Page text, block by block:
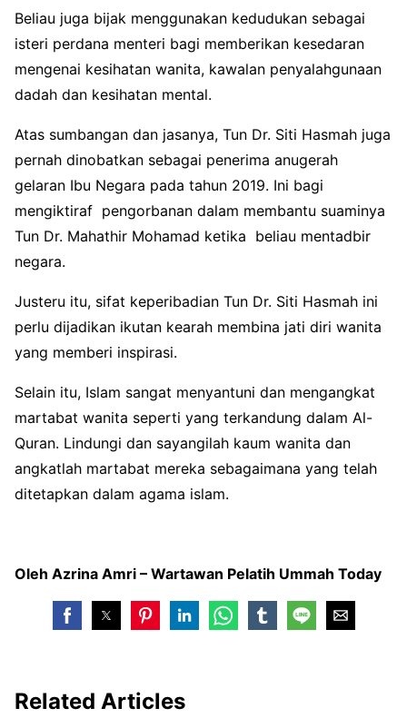
Beliau juga bijak menggunakan kedudukan sebagai
isteri perdana menteri bagi memberikan kesedaran
mengenai kesihatan wanita, kawalan penyalahgunaan
dadah dan kesihatan mental.
Atas sumbangan dan jasanya, Tun Dr. Siti Hasmah juga
pernah dinobatkan sebagai penerima anugerah
gelaran Ibu Negara pada tahun 2019. Ini bagi
mengiktiraf pengorbanan dalam membantu suaminya
Tun Dr. Mahathir Mohamad ketika beliau mentadbir
negara.
Justeru itu, sifat keperibadian Tun Dr. Siti Hasmah ini
perlu dijadikan ikutan kearah membina jati diri wanita
yang memberi inspirasi.
Selain itu, Islam sangat menyantuni dan mengangkat
martabat wanita seperti yang terkandung dalam Al-
Quran. Lindungi dan sayangilah kaum wanita dan
angkatlah martabat mereka sebagaimana yang telah
ditetapkan dalam agama islam.
Oleh Azrina Amri – Wartawan Pelatih Ummah Today
Related Articles